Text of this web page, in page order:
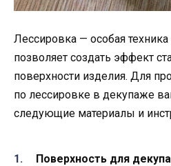
Лессировка — особая
позволяет создать эффект
поверхности изделия. Для
по лессировке в декупаже
следующие материалы и
Поверхность для